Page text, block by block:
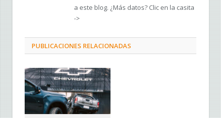
a este blog. ¿Más datos? Clic en la casita
->
PUBLICACIONES RELACIONADAS